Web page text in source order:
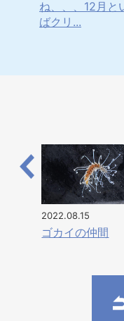
ね、、、12月と
ばクリ...
2022.08.15
ゴカイの仲間